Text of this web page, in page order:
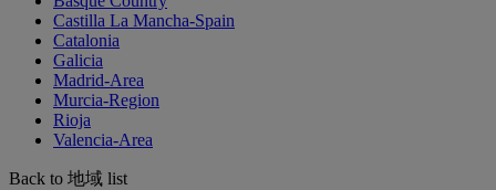
Castilla La Mancha-Spain
Catalonia
Galicia
Madrid-Area
Murcia-Region
Rioja
Valencia-Area
Back to 地域 list